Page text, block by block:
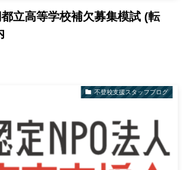
立高等学校補欠募集模試 (転
不登校支援スタッフブログ